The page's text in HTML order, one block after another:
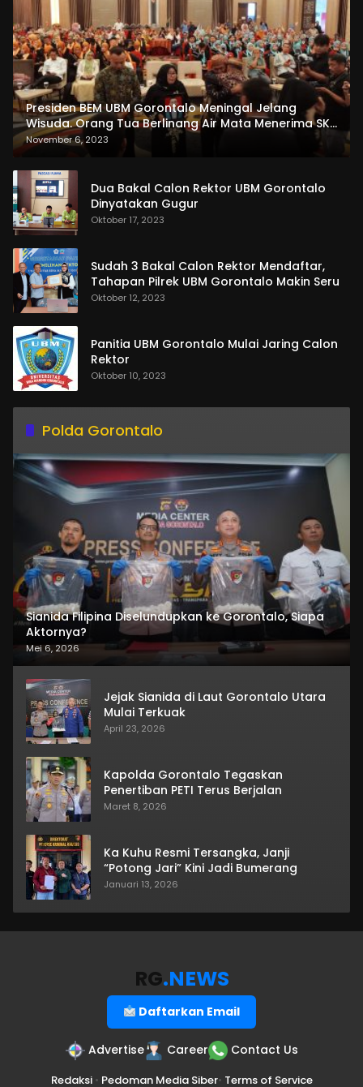
Presiden BEM UBM Gorontalo Meningal Jelang
Wisuda. Orang Tua Berlinang Air Mata Menerima SKL
dan Pemasangan Salempang
November 6, 2023
Dua Bakal Calon Rektor UBM Gorontalo
Dinyatakan Gugur
Oktober 17, 2023
Sudah 3 Bakal Calon Rektor Mendaftar,
Tahapan Pilrek UBM Gorontalo Makin Seru
Oktober 12, 2023
Panitia UBM Gorontalo Mulai Jaring Calon
Rektor
Oktober 10, 2023
Polda Gorontalo
Sianida Filipina Diselundupkan ke Gorontalo, Siapa
Aktornya?
Mei 6, 2026
Jejak Sianida di Laut Gorontalo Utara
Mulai Terkuak
April 23, 2026
Kapolda Gorontalo Tegaskan
Penertiban PETI Terus Berjalan
Maret 8, 2026
Ka Kuhu Resmi Tersangka, Janji
“Potong Jari” Kini Jadi Bumerang
Januari 13, 2026
RG.NEWS
Daftarkan Email
Advertise Career Contact Us
Redaksi• Pedoman Media Siber• Terms of Service